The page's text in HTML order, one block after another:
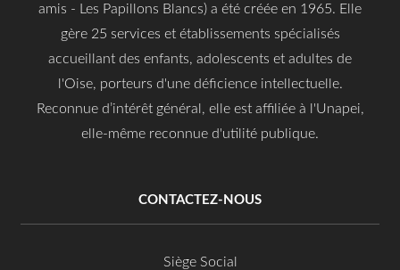
amis - Les Papillons Blancs) a été créée en 1965. Elle
gère 25 services et établissements spécialisés
accueillant des enfants, adolescents et adultes de
l'Oise, porteurs d'une déficience intellectuelle.
Reconnue d’intérêt général, elle est affiliée à l'Unapei,
elle-même reconnue d'utilité publique.
CONTACTEZ-NOUS
Siège Social